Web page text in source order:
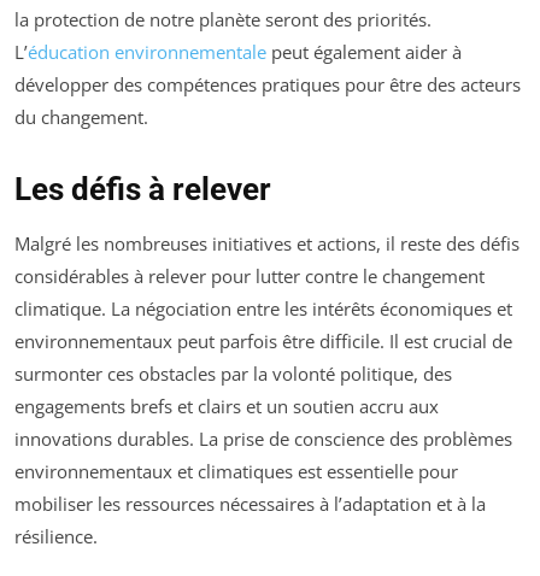
la protection de notre planète seront des priorités.
L’éducation environnementale peut également aider à
développer des compétences pratiques pour être des acteurs
du changement.
Les défis à relever
Malgré les nombreuses initiatives et actions, il reste des défis
considérables à relever pour lutter contre le changement
climatique. La négociation entre les intérêts économiques et
environnementaux peut parfois être difficile. Il est crucial de
surmonter ces obstacles par la volonté politique, des
engagements brefs et clairs et un soutien accru aux
innovations durables. La prise de conscience des problèmes
environnementaux et climatiques est essentielle pour
mobiliser les ressources nécessaires à l’adaptation et à la
résilience.